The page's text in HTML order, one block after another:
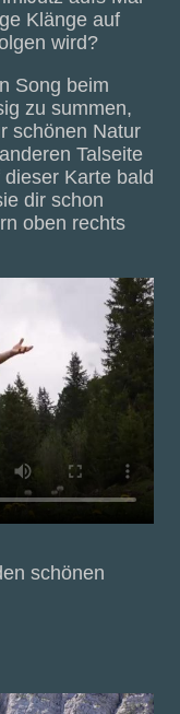
Klänge auf
wird?
Song beim
zu summen,
schönen Natur
Talseite
Karte bald
dir schon
oben rechts
schönen